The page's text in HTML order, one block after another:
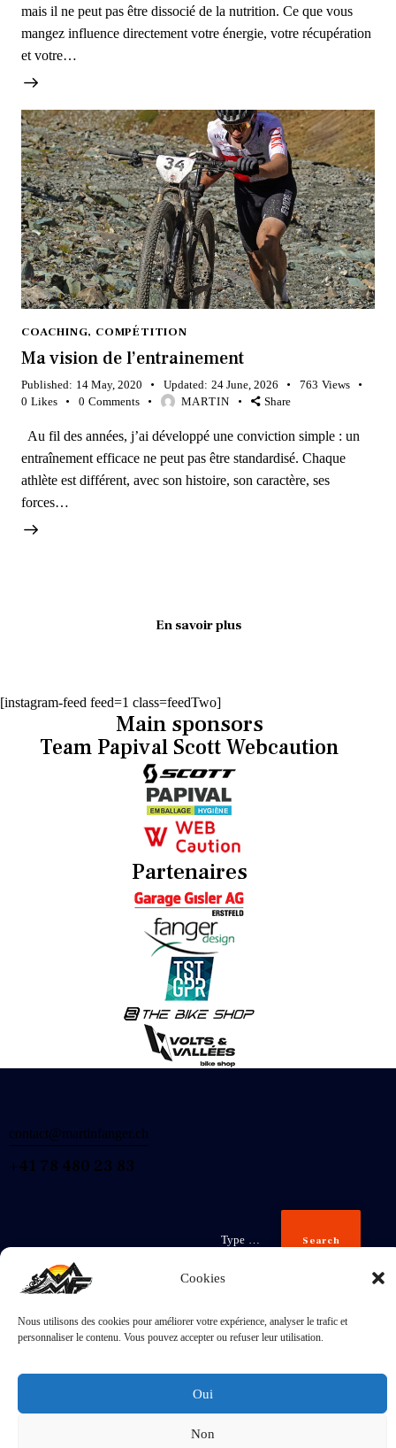
Cookies
Nous utilisons des cookies pour améliorer votre expérience, analyser le trafic et
personnaliser le contenu. Vous pouvez accepter ou refuser leur utilisation.
Oui
Non
mais il ne peut pas être dissocié de la nutrition. Ce que vous
mangez influence directement votre énergie, votre récupération
et votre…
COACHING, COMPÉTITION
Ma vision de l’entrainement
Published: 14 May, 2020 Updated: 24 June, 2026 763 Views
0 Likes 0 Comments MARTIN Share
Au fil des années, j’ai développé une conviction simple : un
entraînement efficace ne peut pas être standardisé. Chaque
athlète est différent, avec son histoire, son caractère, ses
forces…
En savoir plus
[instagram-feed feed=1 class=feedTwo]
Main sponsors
Team Papival Scott Webcaution
Partenaires
contact@martinfanger.ch
+41 78 480 23 83
Search
Inscris-
toi
J'accepte laPolitique de confidentialité.